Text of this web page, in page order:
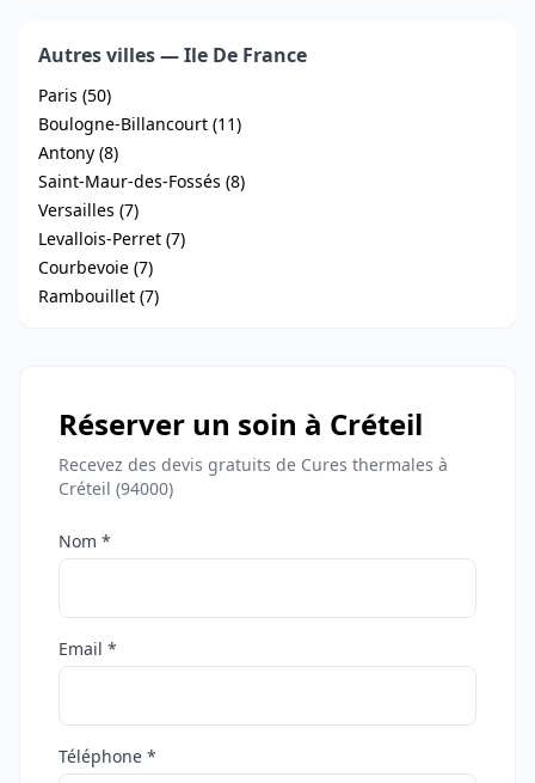
Autres villes — Ile De France
Paris (50)
Boulogne-Billancourt (11)
Antony (8)
Saint-Maur-des-Fossés (8)
Versailles (7)
Levallois-Perret (7)
Courbevoie (7)
Rambouillet (7)
Réserver un soin à Créteil
Recevez des devis gratuits de Cures thermales à
Créteil (94000)
Nom *
Email *
Téléphone *